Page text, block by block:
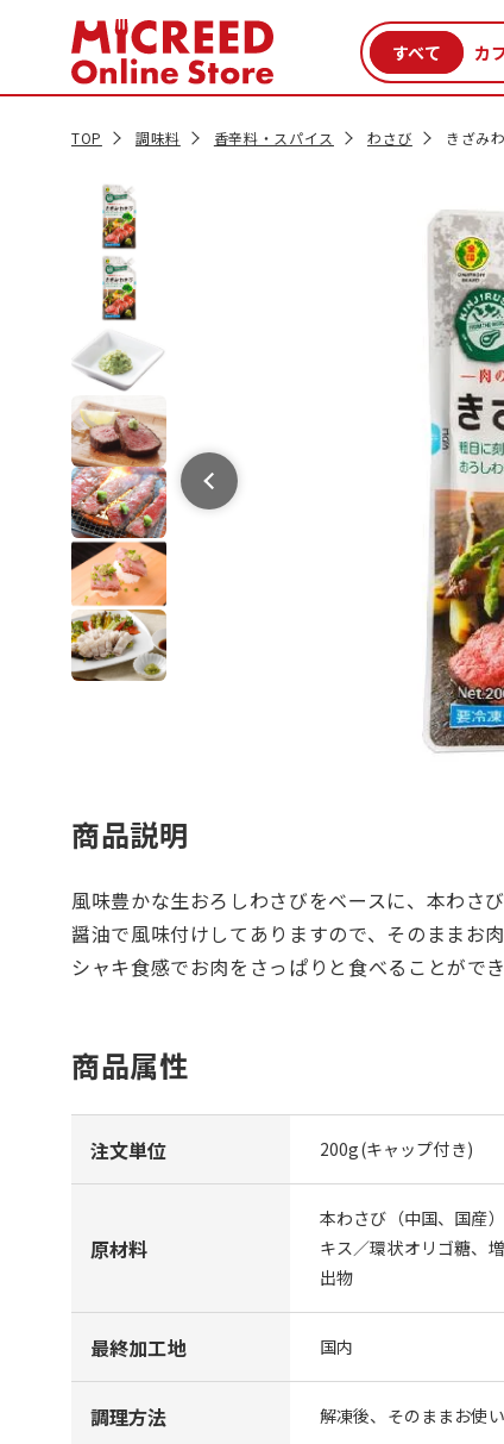
TOP 調味料 香辛料・スパイス わさび きざみ
商品説明
風味豊かな生おろしわさびをベースに、本わさ
醤油で風味付けしてありますので、そのままお
シャキ食感でお肉をさっぱりと食べることがで
商品属性
注文単位 200g(キャップ付き)
原材料
本わさび（中国、国産
キス／環状オリゴ糖、
出物
最終加工地 国内
調理方法 解凍後、そのままお使い